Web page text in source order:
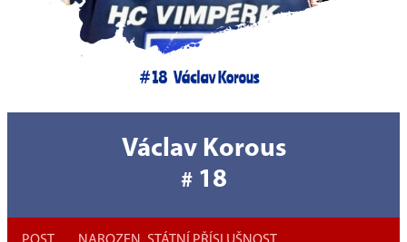
Václav Korous
# 18